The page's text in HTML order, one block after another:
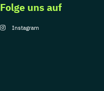
Folge uns auf
Instagram